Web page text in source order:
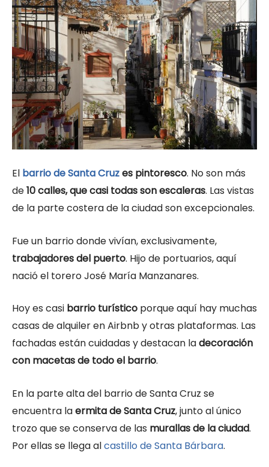
El barrio de Santa Cruzes pintoresco. No son más
de10 calles, que casi todas son escaleras. Las vistas
de la parte costera de la ciudad son excepcionales.
Fue un barrio donde vivían, exclusivamente,
trabajadores del puerto. Hijo de portuarios, aquí
nació el torero José María Manzanares.
Hoy es casi barrio turístico porque aquí hay muchas
casas de alquiler en Airbnb y otras plataformas. Las
fachadas están cuidadas y destacan ladecoración
con macetas de todo el barrio.
En la parte alta del barrio de Santa Cruz se
encuentra laermita de Santa Cruz, junto al único
trozo que se conserva de las murallas de la ciudad.
Por ellas se llega alcastillo de Santa Bárbara.